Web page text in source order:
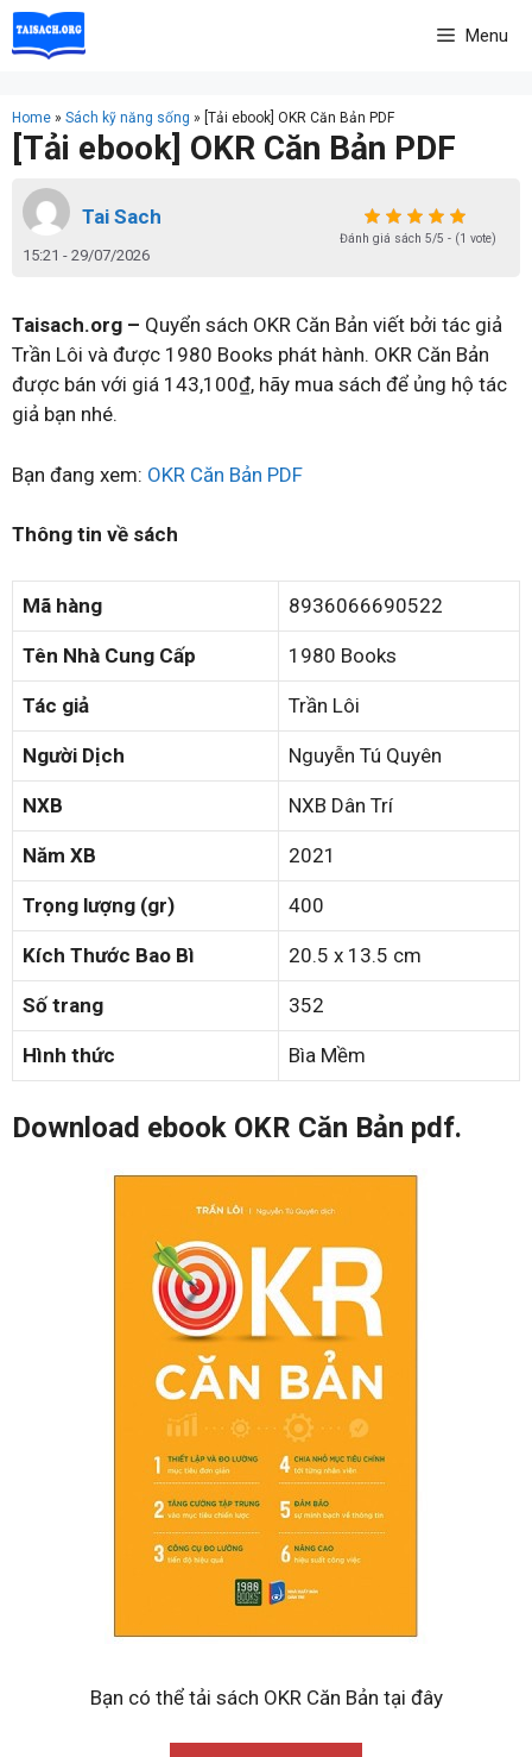
Skip
to
Menu
Home » Sách kỹ năng sống » [Tải ebook] OKR Căn Bản PDF
[Tải ebook] OKR Căn Bản PDF
Tai Sach
15:21 - 29/07/2026
Đánh giá sách 5/5 - (1 vote)
Taisach.org – Quyển sách OKR Căn Bản viết bởi tác giả
Trần Lôi và được 1980 Books phát hành. OKR Căn Bản
được bán với giá 143,100₫, hãy mua sách để ủng hộ tác
giả bạn nhé.
Bạn đang xem: OKR Căn Bản PDF
Thông tin về sách
Mã hàng 8936066690522
Tên Nhà Cung Cấp 1980 Books
Tác giả Trần Lôi
Người Dịch Nguyễn Tú Quyên
NXB NXB Dân Trí
Năm XB 2021
Trọng lượng (gr) 400
Kích Thước Bao Bì 20.5 x 13.5 cm
Số trang 352
Hình thức Bìa Mềm
Download ebook OKR Căn Bản pdf.
Bạn có thể tải sách OKR Căn Bản tại đây